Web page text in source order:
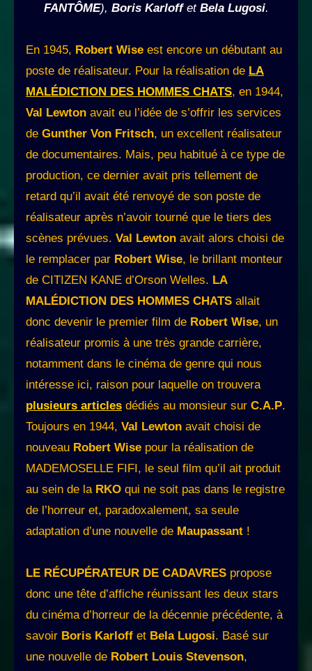
FANTÔME), Boris Karloffet Bela Lugosi.
En 1945, Robert Wise est encore un débutant au
poste de réalisateur. Pour la réalisation de LA
MALÉDICTION DES HOMMES CHATS, en 1944,
Val Lewton avait eu l’idée de s’offrir les services
de Gunther Von Fritsch, un excellent réalisateur
de documentaires. Mais, peu habitué à ce type de
production, ce dernier avait pris tellement de
retard qu’il avait été renvoyé de son poste de
réalisateur après n’avoir tourné que le tiers des
scènes prévues. Val Lewton avait alors choisi de
le remplacer par Robert Wise, le brillant monteur
de CITIZEN KANE d’Orson Welles. LA
MALÉDICTION DES HOMMES CHATS allait
donc devenir le premier film de Robert Wise, un
réalisateur promis à une très grande carrière,
notamment dans le cinéma de genre qui nous
intéresse ici, raison pour laquelle on trouvera
plusieurs articles dédiés au monsieur sur C.A.P.
Toujours en 1944, Val Lewton avait choisi de
nouveau Robert Wise pour la réalisation de
MADEMOSELLE FIFI, le seul film qu’il ait produit
au sein de la RKO qui ne soit pas dans le registre
de l’horreur et, paradoxalement, sa seule
adaptation d’une nouvelle de Maupassant !
LE RÉCUPÉRATEUR DE CADAVRES propose
donc une tête d’affiche réunissant les deux stars
du cinéma d’horreur de la décennie précédente, à
savoir Boris Karloff et Bela Lugosi. Basé sur
une nouvelle de Robert Louis Stevenson,